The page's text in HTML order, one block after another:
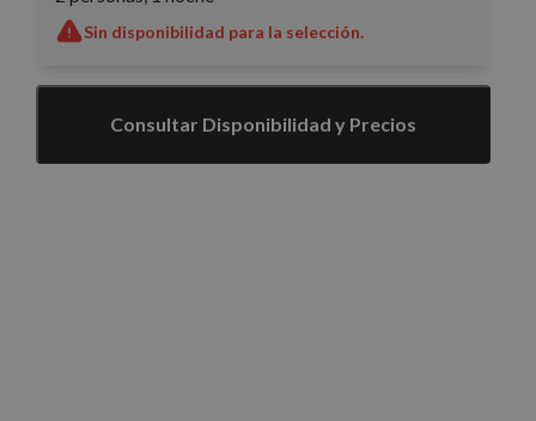
Sin disponibilidad para la selección.
Consultar Disponibilidad y Precios